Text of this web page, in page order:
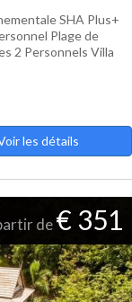
SHA Plus+
Plage de
2 Personnels Villa
les détails
de€ 351